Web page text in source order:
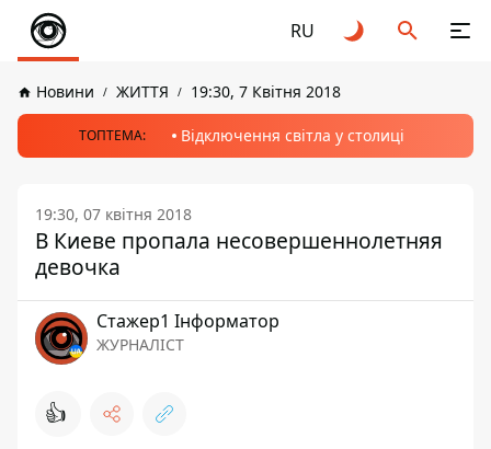
RU
Новини ЖИТТЯ 19:30, 7 Квітня 2018
ТОПТЕМА: Відключення світла у столиці
19:30, 07 квітня 2018
В Киеве пропала несовершеннолетняя
девочка
Стажер1 Інформатор
ЖУРНАЛІСТ
👍